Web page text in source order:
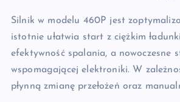
Silnik w modelu 460P jest
istotnie ułatwia start z ciężkim
efektywność spalania, a nowoczesne
wspomagającej elektroniki. W
płynną zmianę przełożeń oraz